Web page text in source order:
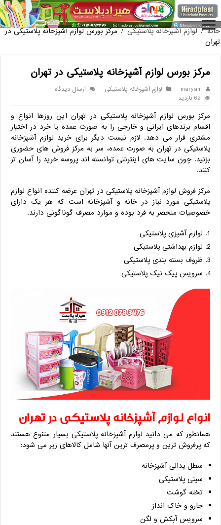
فروش گلدان پلاستی
خانه / لوازم آشپزخانه پلاستیکی / مرکز بورس لوازم آشپزخانه پلاستیکی در
تهران
مرکز بورس لوازم آشپزخانه پلاستیکی در تهران
maryam لوازم آشپزخانه پلاستیکی
ارسال دیدگاه
62 بازدید
مرکز بورس لوازم آشپزخانه پلاستیکی در تهران این روزها انواع و
اقسام برندهای ایرانی و خارجی را به صورت عمده یا خرد در اختیار
مشتری قرار می دهد. لازم نیست دیگر برای خرید لوازم آشپزخانه
پلاستیکی در تهران به صورت عمده، سر به مرکز فروش های حضوری
بزنید. چون سایت های اینترنتی توانسته اند پروسه خرید را آسان تر
کنند.
مرکز فروش لوازم آشپزخانه پلاستیکی در تهران عرضه کننده انواع لوازم
پلاستیکی مورد نیاز در خانه و آشپزخانه است که هر یک دارای
خصوصیات منحصر به فرد بوده و موارد مصرف گوناگونی دارند.
لوازم آشپزی پلاستیکی
لوازم بهداشتی پلاستیکی
ظروف بسته بندی پلاستیکی
سرویس پیک نیک پلاستیکی
انواع لوازم آشپزخانه پلاستیکی در تهران
همانطور که می دانید لوازم آشپزخانه پلاستیکی بسیار متنوع هستند
که پرفروش ترین و پرمصرف ترین آنها شامل کالاهای زیر می شود:
سطل پدالی آشپزخانه
سینی پلاستیکی
تخته گوشت
جارو و خاک انداز
سرویس آبکش و لگن